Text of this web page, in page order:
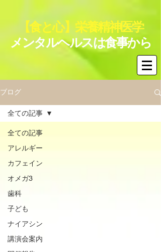
【食と心】栄養精神医学
メンタルヘルスは食事から
ブログ
全ての記事
アレルギー
カフェイン
オメガ3
歯科
子ども
ナイアシン
講演会案内
全ての記事